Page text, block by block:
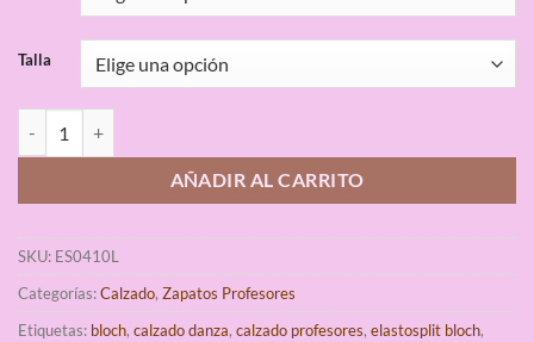
Talla
AÑADIR AL CARRITO
SKU: ES0410L
Categorías:Calzado, Zapatos Profesores
Etiquetas: bloch, calzado danza, calzado profesores, elastosplit bloch,